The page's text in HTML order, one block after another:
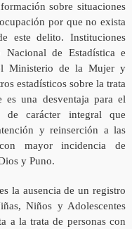
sobre situaciones
por que no exista
este delito. Instituciones
de Estadística e
Ministerio de la Mujer y
estadísticos sobre la trata
es una desventaja para el
de carácter integral que
y reinserción a las
mayor incidencia de
y Puno.
la ausencia de un registro
Niños y Adolescentes
a la trata de personas con